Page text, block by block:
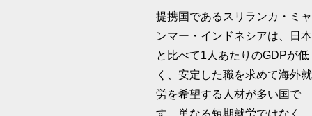
提携国であるスリランカ・ミャ
ンマー・インドネシアは、日本
と比べて1人あたりのGDPが低
く、安定した職を求めて海外就
労を希望する人材が多い国で
す。単なる短期就労ではなく、